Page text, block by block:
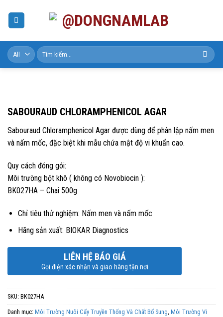
content
Tìm
kiếm:
SABOURAUD CHLORAMPHENICOL AGAR
Sabouraud Chloramphenicol Agar được dùng để phân lập nấm men
và nấm mốc, đặc biệt khi mẫu chứa mật độ vi khuẩn cao.
Quy cách đóng gói:
Môi trường bột khô ( không có Novobiocin ):
BK027HA – Chai 500g
Chỉ tiêu thử nghiệm: Nấm men và nấm mốc
Hãng sản xuất: BIOKAR Diagnostics
LIÊN HỆ BÁO GIÁ
Gọi điện xác nhận và giao hàng tận nơi
SKU: BK027HA
Danh mục: Môi Trường Nuôi Cấy Truyền Thống Và Chất Bổ Sung Môi Trường Vi